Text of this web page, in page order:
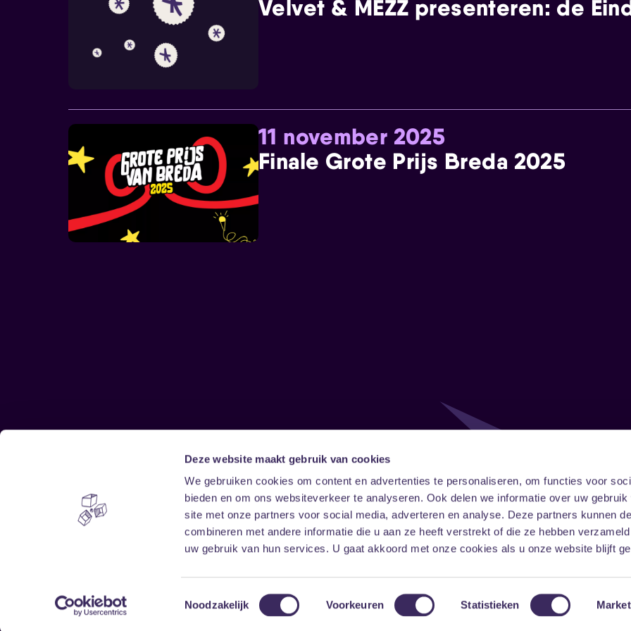
Deze website maakt gebruik van cookies
We gebruiken cookies om content en advertenties te personaliseren, om functies voor
bieden en om ons websiteverkeer te analyseren. Ook delen we informatie over uw gebruik
site met onze partners voor social media, adverteren en analyse. Deze partners kunnen
combineren met andere informatie die u aan ze heeft verstrekt of die ze hebben
uw gebruik van hun services. U gaat akkoord met onze cookies als u onze website blijft
Toestemmingsselectie
Noodzakelijk Voorkeuren Statistieken
Velvet & MEZZ presenteren: de
11 november 2025
Finale Grote Prijs Breda 2025
Home
Vrijwilligers
Disclaimer
Toegankelijkheid
Privacy & cookies
Follow
FacebookInstagramLinkedIn
Onze